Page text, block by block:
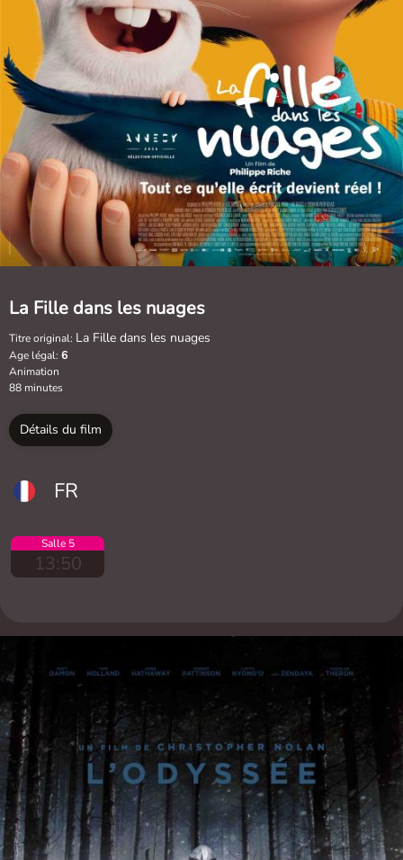
La Fille dans les nuages
Titre original: La Fille dans les nuages
Age légal: 6
Animation
88 minutes
Détails du film
FR
Salle 5
13:50